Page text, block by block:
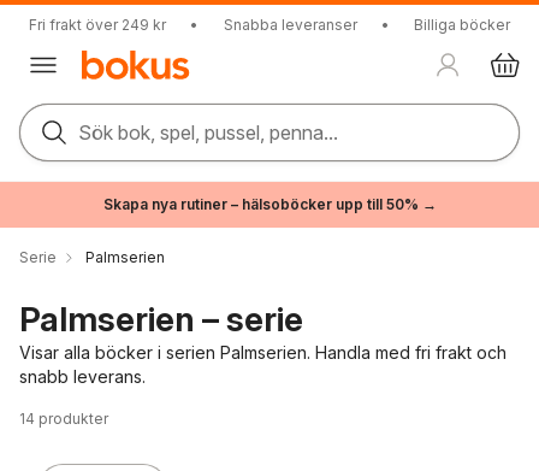
Fri frakt över 249 kr • Snabba leveranser • Billiga böcker
Sök bok, spel, pussel, penna...
Skapa nya rutiner – hälsoböcker upp till 50% →
Serie Palmserien
Palmserien – serie
Visar alla böcker i serien Palmserien. Handla med fri frakt och
snabb leverans.
14 produkter